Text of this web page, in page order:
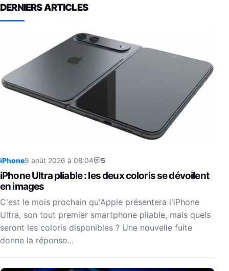
DERNIERS ARTICLES
iPhone9 août 2026 à 08:04 5
iPhone Ultra pliable : les deux coloris se dévoilent
en images
C'est le mois prochain qu'Apple présentera l'iPhone
Ultra, son tout premier smartphone pliable, mais quels
seront les coloris disponibles ? Une nouvelle fuite
donne la réponse…